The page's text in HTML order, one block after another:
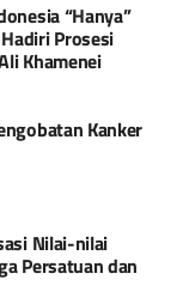
“Hanya”
Prosesi
Khamenei
Kanker
Nilai-nilai
Persatuan dan